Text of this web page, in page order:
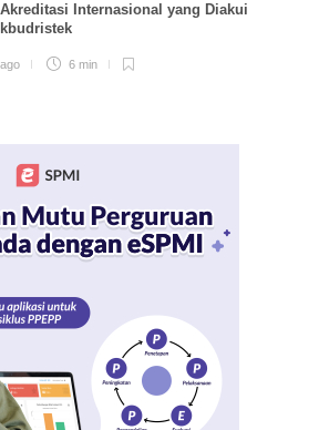
Akreditasi Internasional yang Diakui
6 min